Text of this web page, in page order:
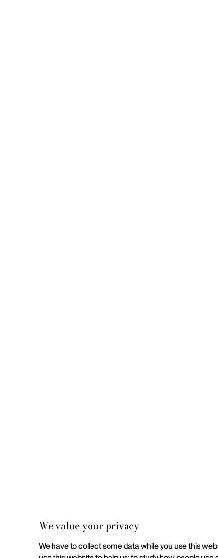
We value your privacy
We have to collect some data while you use this